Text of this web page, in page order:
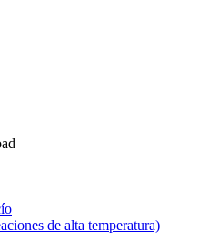
de alta temperatura)